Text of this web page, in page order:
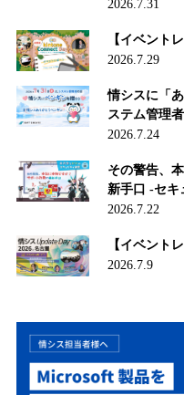
2026.7.31
【イベント
2026.7.29
情シスに「
ステム管理
2026.7.24
その警告、
新手口 -セキ
2026.7.22
【イベント
2026.7.9